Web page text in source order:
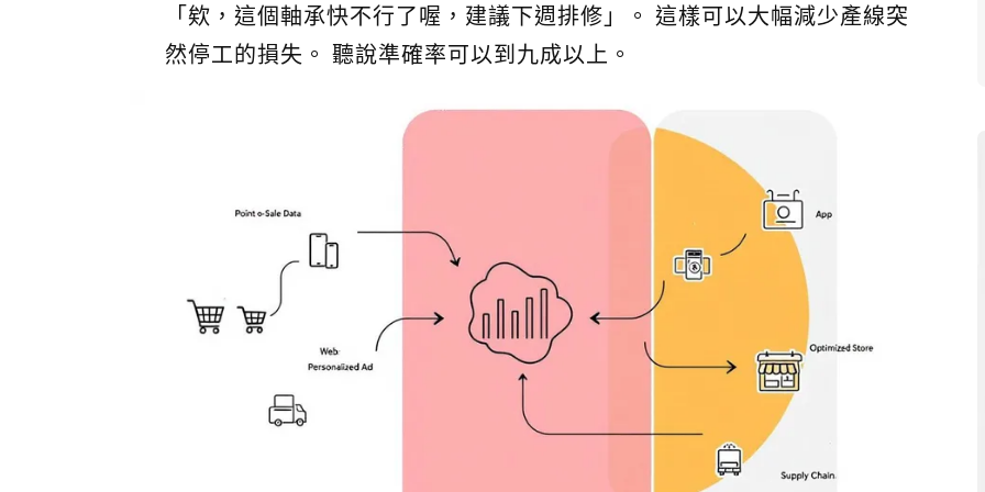
「欸，這個軸承快不行了喔，建議下週排修」。 這樣可以大幅減少產線突
然停工的損失。 聽說準確率可以到九成以上。